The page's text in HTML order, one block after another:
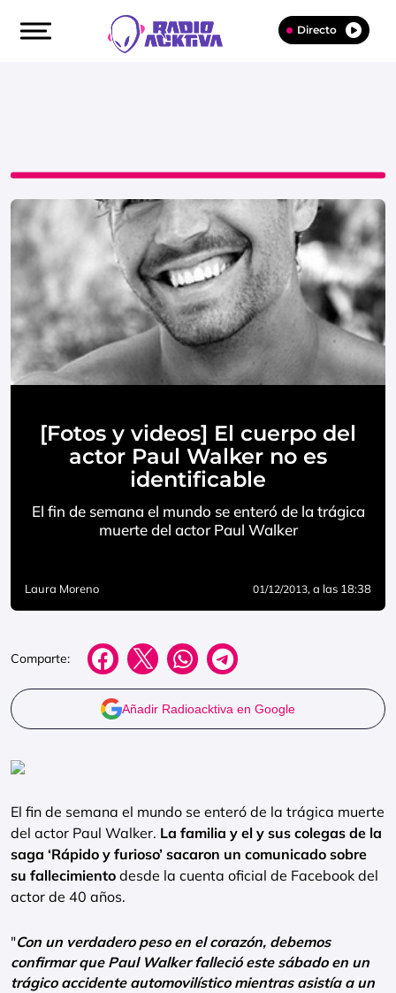
Directo
[Fotos y videos] El cuerpo del
actor Paul Walker no es
identificable
El fin de semana el mundo se enteró de la trágica
muerte del actor Paul Walker
Laura Moreno 01/12/2013, a las 18:38
Comparte:
Añadir Radioacktiva en Google
El fin de semana el mundo se enteró de la trágica muerte
del actor Paul Walker. La familia y el y sus colegas de la
saga ‘Rápido y furioso’ sacaron un comunicado sobre
su fallecimiento desde la cuenta oficial de Facebook del
actor de 40 años.
"Con un verdadero peso en el corazón, debemos
confirmar que Paul Walker falleció este sábado en un
trágico accidente automovilístico mientras asistía a un